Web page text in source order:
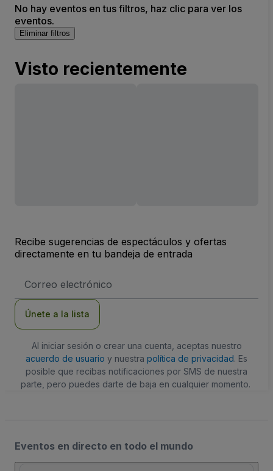
No hay eventos en tus filtros, haz clic para ver los
eventos.
Eliminar filtros
Visto recientemente
Recibe sugerencias de espectáculos y ofertas
directamente en tu bandeja de entrada
de
Únete a la lista
Al iniciar sesión o crear una cuenta, aceptas nuestro
acuerdo de usuario y nuestra política de privacidad. Es
posible que recibas notificaciones por SMS de nuestra
parte, pero puedes darte de baja en cualquier momento.
Eventos en directo en todo el mundo